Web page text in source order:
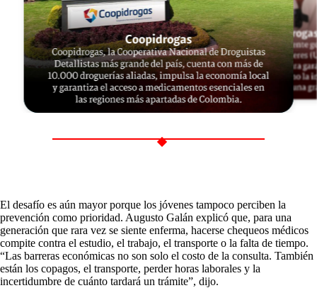
El desafío es aún mayor porque los jóvenes tampoco perciben la
prevención como prioridad. Augusto Galán explicó que, para una
generación que rara vez se siente enferma, hacerse chequeos médicos
compite contra el estudio, el trabajo, el transporte o la falta de tiempo.
“Las barreras económicas no son solo el costo de la consulta. También
están los copagos, el transporte, perder horas laborales y la
incertidumbre de cuánto tardará un trámite”, dijo.